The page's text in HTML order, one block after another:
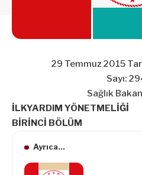
29 Temmuz 2015
Sayı:
Sağlık
İLKYARDIM YÖNETMELİĞİ
BİRİNCİ BÖLÜM
Ayrıca...